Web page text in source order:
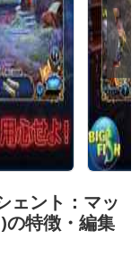
ェント：マッ
の特徴・編集